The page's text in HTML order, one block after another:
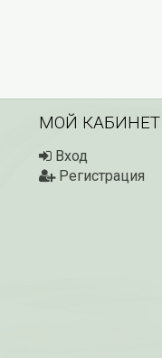
МОЙ КАБИНЕТ
Вход
Регистрация